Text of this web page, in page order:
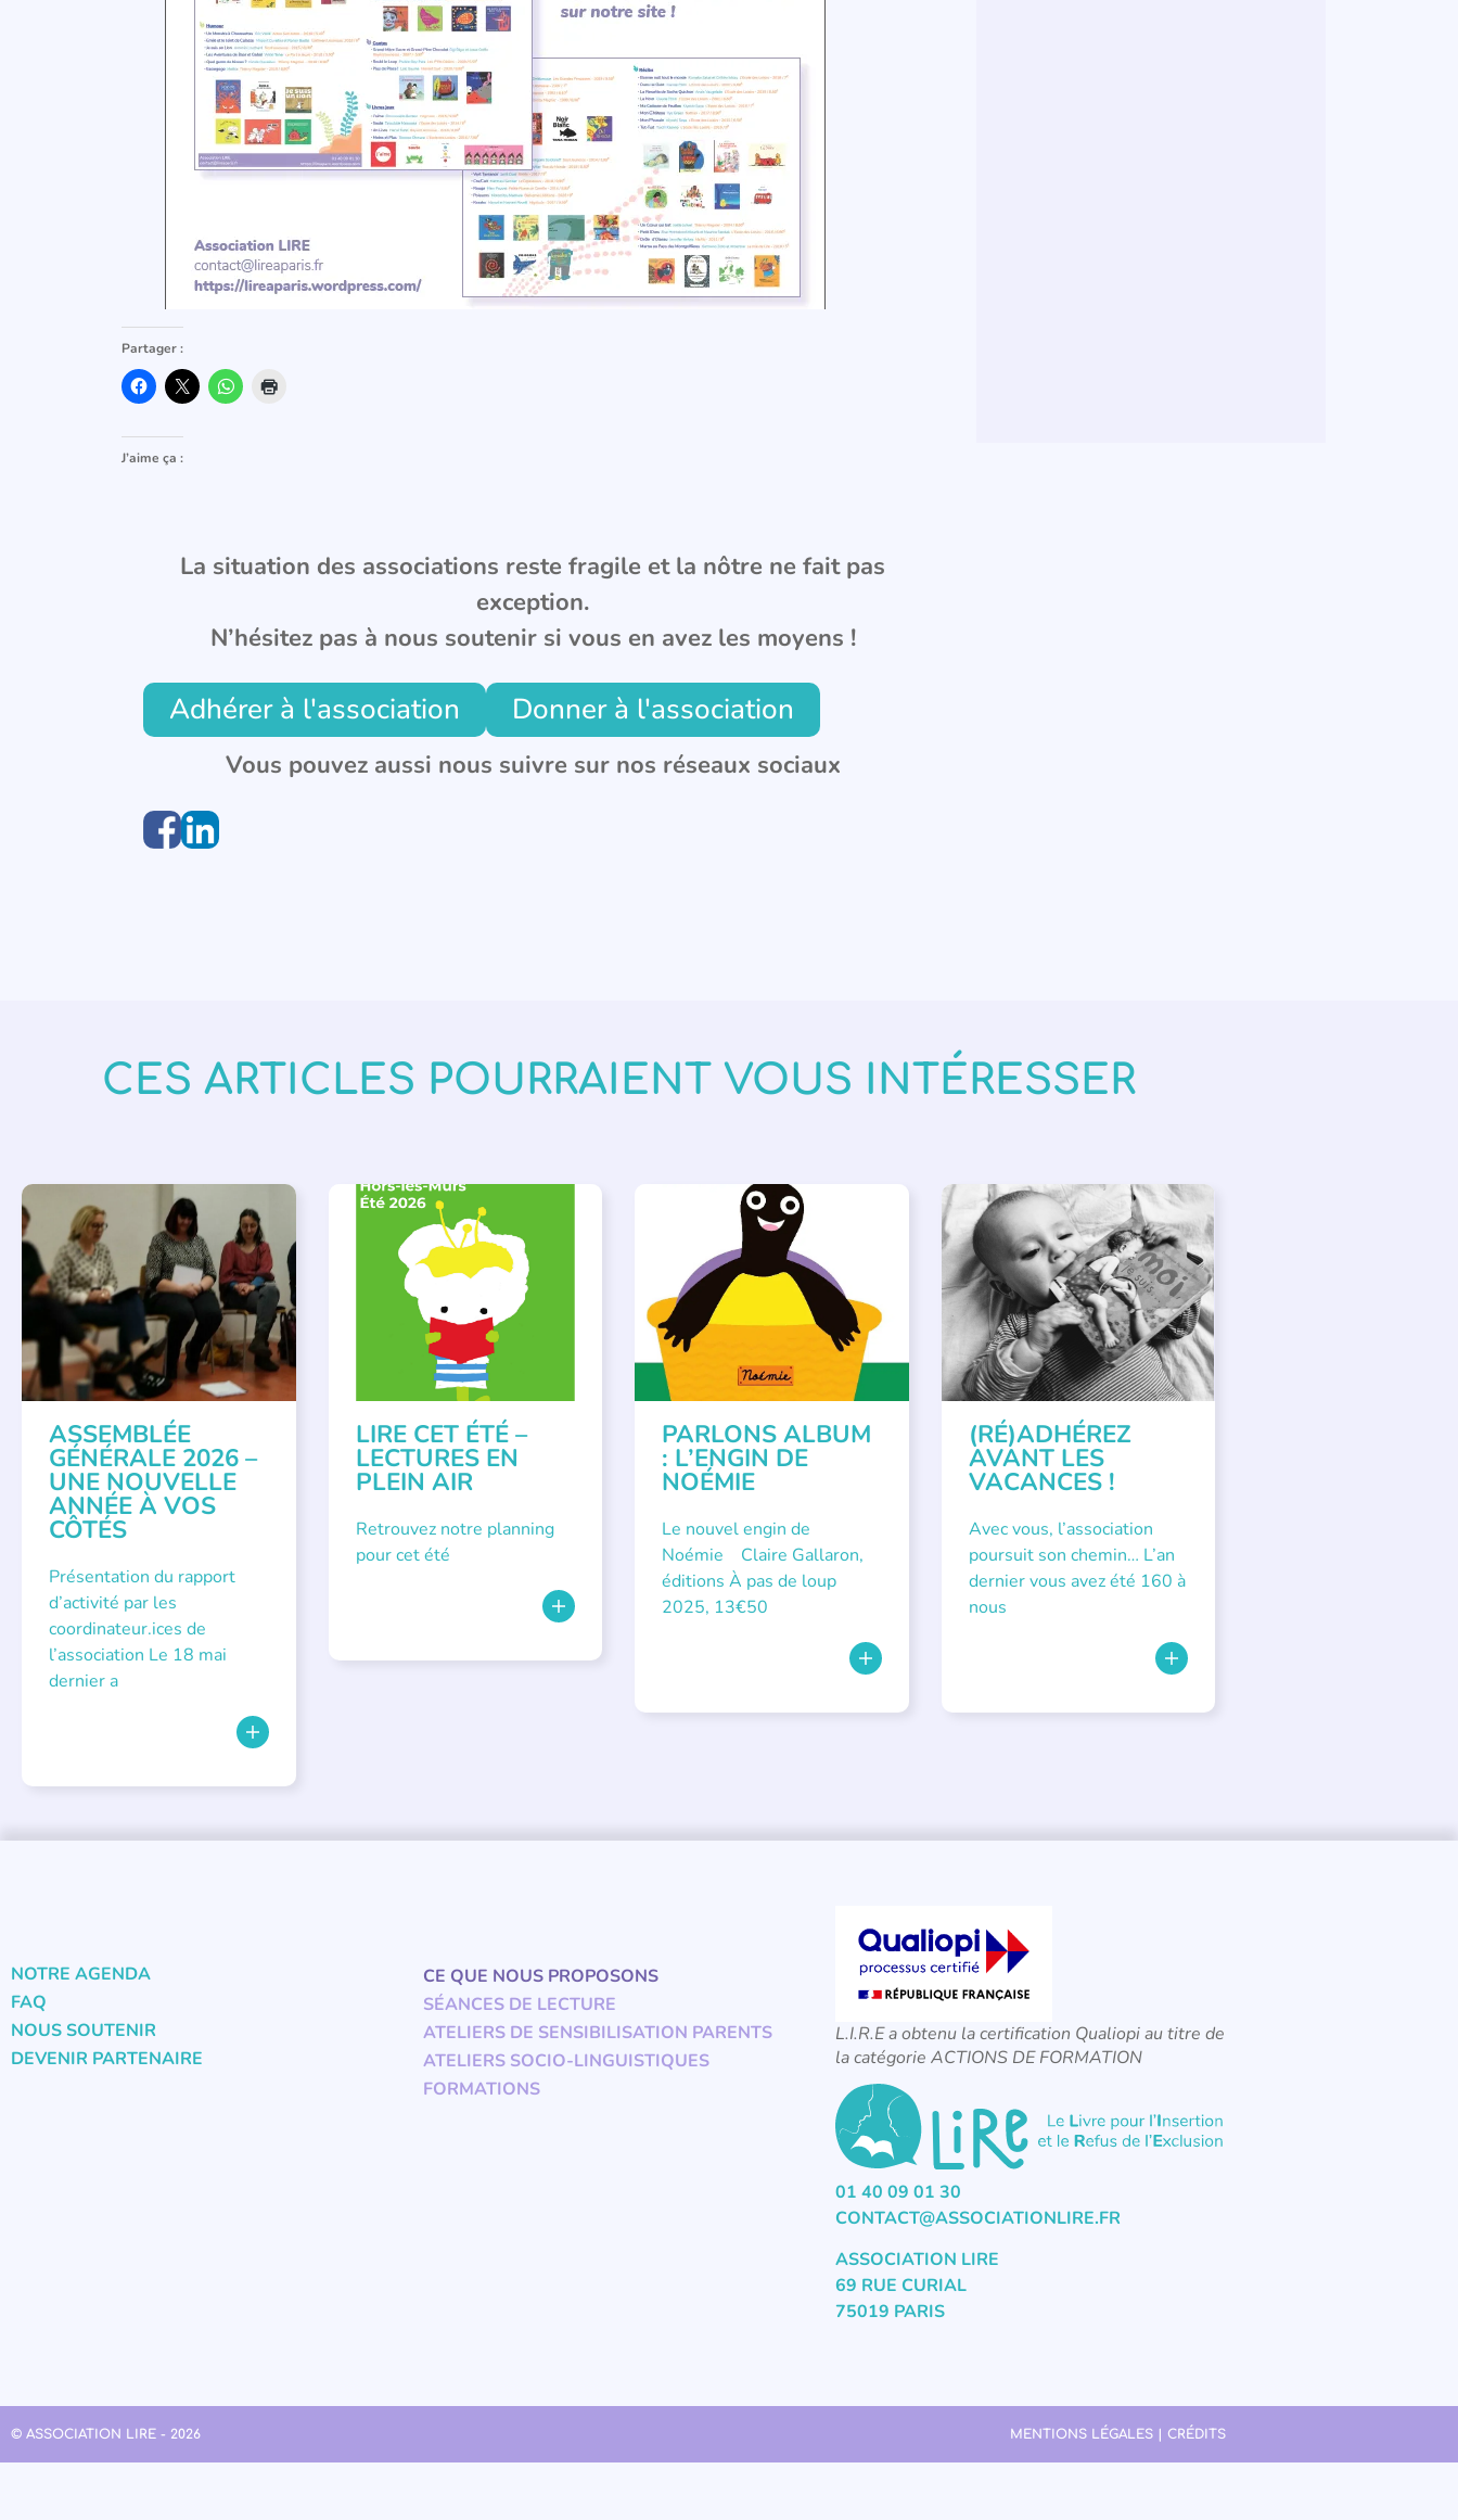
Partager :
J’aime ça :
La situation des associations reste fragile et la nôtre ne fait pas
exception.
N’hésitez pas à nous soutenir si vous en avez les moyens !
Adhérer à l'association Donner à l'association
Vous pouvez aussi nous suivre sur nos réseaux sociaux
CES ARTICLES POURRAIENT VOUS INTÉRESSER
APPEL À SOUTIEN ,
VIE DE L'ASSOCIATION
ASSEMBLÉE
GÉNÉRALE 2026 –
UNE NOUVELLE
ANNÉE À VOS
CÔTÉS
Présentation du rapport
d’activité par les
coordinateur.ices de
l’association Le 18 mai
dernier a
BIBLIOTHÈQUES , ÉVÉNEMENTS
LECTURE INDIVIDUALISÉE ,
LITTÉRATURE JEUNESSE
LIRE CET ÉTÉ –
LECTURES EN
PLEIN AIR
Retrouvez notre planning
pour cet été
PARLONS ALBUMS
PARLONS ALBUM
: L’ENGIN DE
NOÉMIE
Le nouvel engin de
Noémie Claire Gallaron,
éditions À pas de loup
2025, 13€50
APPEL À SOUTIEN
(RÉ)ADHÉREZ
AVANT LES
VACANCES !
Avec vous, l’association
poursuit son chemin… L’an
dernier vous avez été 160 à
nous
NOTRE AGENDA
FAQ
NOUS SOUTENIR
DEVENIR PARTENAIRE
CE QUE NOUS PROPOSONS
SÉANCES DE LECTURE
ATELIERS DE SENSIBILISATION PARENTS
ATELIERS SOCIO-LINGUISTIQUES
FORMATIONS
L.I.R.E a obtenu la certification Qualiopi au titre de
la catégorie ACTIONS DE FORMATION
01 40 09 01 30
CONTACT@ASSOCIATIONLIRE.FR
ASSOCIATION LIRE
69 RUE CURIAL
75019 PARIS
© ASSOCIATION LIRE - 2026 MENTIONS LÉGALES | CRÉDITS